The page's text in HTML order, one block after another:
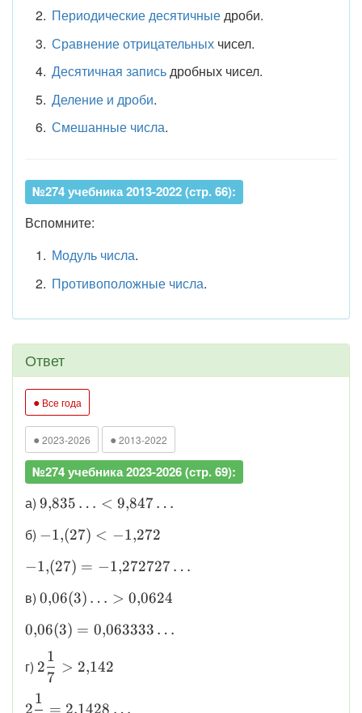
Периодические десятичныедроби.
Сравнение отрицательныхчисел.
Десятичная записьдробных чисел.
Деление и дроби.
Смешанные числа.
№274 учебника 2013-2022 (стр. 66):
Вспомните:
Модуль числа.
Противоположные числа.
Ответ
● Все года
● 2023-2026 ● 2013-2022
№274 учебника 2023-2026 (стр. 69):
а) \displaystyle
<
9{,}847\ldots
9,835 … < 9,847…
б) \displaystyle
-1{,}272
−1,(27) < −1,272
\displaystyle
-1{,}272727\ldots
−1,(27) = −1,272727…
в) \displaystyle
\ldots >
0{,}0624
0,06(3) … > 0,0624
\displaystyle
0{,}06(3) =
0{,}063333\ldots
0,06(3) = 0,063333 …
г) \displaystyle
2\dfrac{1}
{7} >
2
7
1
> 2,142
\displaystyle
2
1
= 2,1428 …